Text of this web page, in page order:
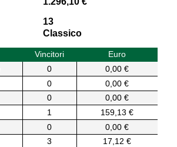
13
Classico
Vincitori
Euro
0
0,00 €
0
0,00 €
0
0,00 €
1
159,13 €
0
0,00 €
3
17,12 €